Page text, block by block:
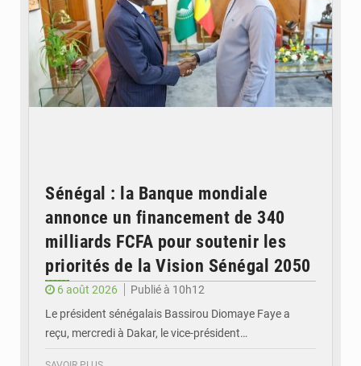
Sénégal : la Banque mondiale
annonce un financement de 340
milliards FCFA pour soutenir les
priorités de la Vision Sénégal 2050
6 août 2026
Publié à 10h12
Le président sénégalais Bassirou Diomaye Faye a
reçu, mercredi à Dakar, le vice-président…